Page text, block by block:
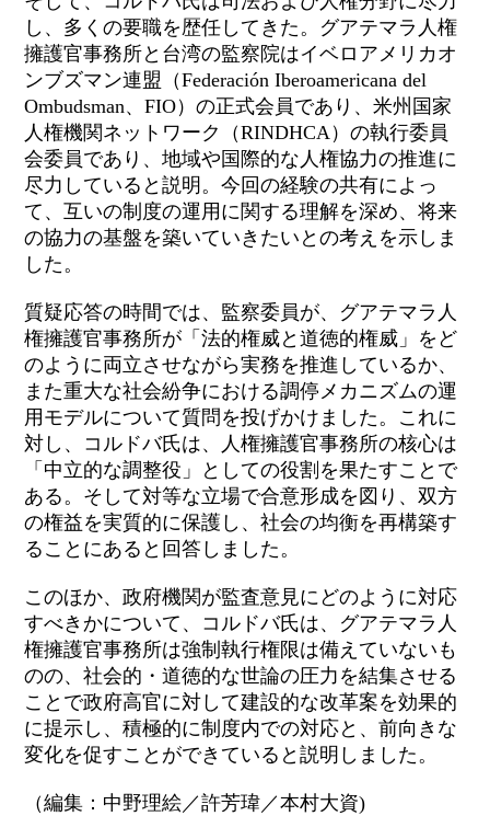
し、多くの要職を歴任してきた。グアテマラ人権
擁護官事務所と台湾の監察院はイベロアメリカオ
ンブズマン連盟（Federación Iberoamericana del
Ombudsman、FIO）の正式会員であり、米州国家
人権機関ネットワーク（RINDHCA）の執行委員
会委員であり、地域や国際的な人権協力の推進に
尽力していると説明。今回の経験の共有によっ
て、互いの制度の運用に関する理解を深め、将来
の協力の基盤を築いていきたいとの考えを示しま
した。
質疑応答の時間では、監察委員が、グアテマラ人
権擁護官事務所が「法的権威と道徳的権威」をど
のように両立させながら実務を推進しているか、
また重大な社会紛争における調停メカニズムの運
用モデルについて質問を投げかけました。これに
対し、コルドバ氏は、人権擁護官事務所の核心は
「中立的な調整役」としての役割を果たすことで
ある。そして対等な立場で合意形成を図り、双方
の権益を実質的に保護し、社会の均衡を再構築す
ることにあると回答しました。
このほか、政府機関が監査意見にどのように対応
すべきかについて、コルドバ氏は、グアテマラ人
権擁護官事務所は強制執行権限は備えていないも
のの、社会的・道徳的な世論の圧力を結集させる
ことで政府高官に対して建設的な改革案を効果的
に提示し、積極的に制度内での対応と、前向きな
変化を促すことができていると説明しました。
（編集：中野理絵／許芳瑋／本村大資)